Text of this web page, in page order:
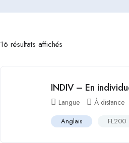
16 résultats affichés
INDIV – En
Langue À distance
Anglais FL200